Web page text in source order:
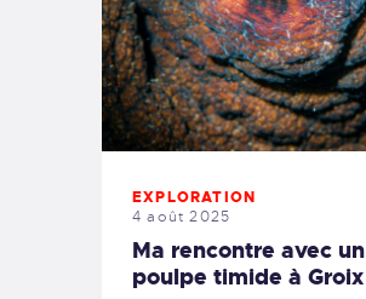
RÉSERVER
+33 (6) 95 50 18 95
EXPLORATION
4 août 2025
Ma rencontre avec un
poulpe timide à Groix